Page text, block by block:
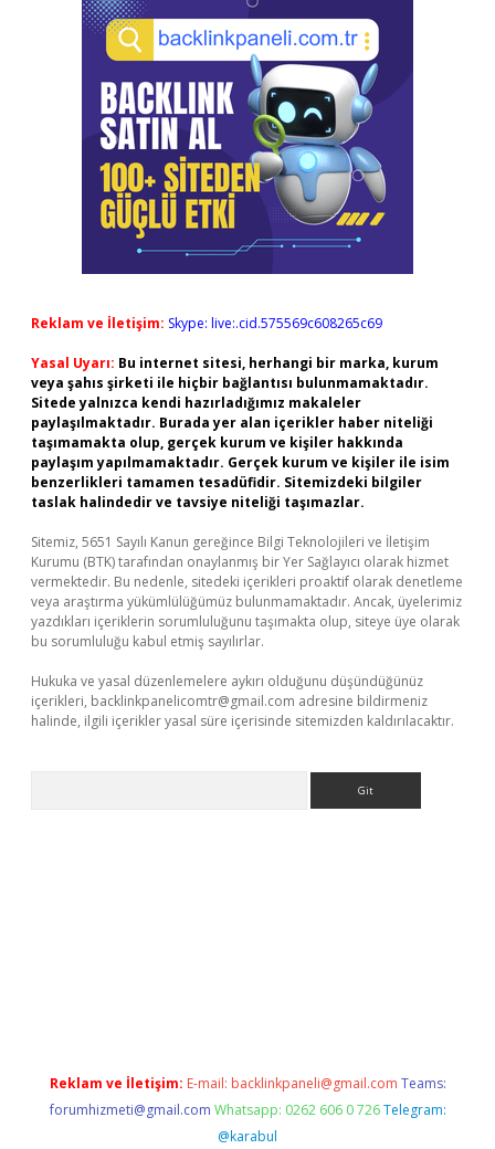
Reklam ve İletişim: Skype: live:.cid.575569c608265c69
Yasal Uyarı: Bu internet sitesi, herhangi bir marka, kurum
veya şahıs şirketi ile hiçbir bağlantısı bulunmamaktadır.
Sitede yalnızca kendi hazırladığımız makaleler
paylaşılmaktadır. Burada yer alan içerikler haber niteliği
taşımamakta olup, gerçek kurum ve kişiler hakkında
paylaşım yapılmamaktadır. Gerçek kurum ve kişiler ile isim
benzerlikleri tamamen tesadüfidir. Sitemizdeki bilgiler
taslak halindedir ve tavsiye niteliği taşımazlar.
Sitemiz, 5651 Sayılı Kanun gereğince Bilgi Teknolojileri ve İletişim
Kurumu (BTK) tarafından onaylanmış bir Yer Sağlayıcı olarak hizmet
vermektedir. Bu nedenle, sitedeki içerikleri proaktif olarak denetleme
veya araştırma yükümlülüğümüz bulunmamaktadır. Ancak, üyelerimiz
yazdıkları içeriklerin sorumluluğunu taşımakta olup, siteye üye olarak
bu sorumluluğu kabul etmiş sayılırlar.
Hukuka ve yasal düzenlemelere aykırı olduğunu düşündüğünüz
içerikleri, backlinkpanelicomtr@gmail.com adresine bildirmeniz
halinde, ilgili içerikler yasal süre içerisinde sitemizden kaldırılacaktır.
Reklam ve İletişim: E-mail: backlinkpaneli@gmail.com Teams:
forumhizmeti@gmail.com Whatsapp: 0262 606 0 726 Telegram:
@karabul